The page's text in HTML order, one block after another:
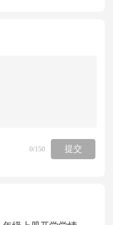
过程中，我将定期对
自己的学习、工作和
，个人思想认识的整
程，需要我持之以恒
工作和生活中的不足
0/150 提交